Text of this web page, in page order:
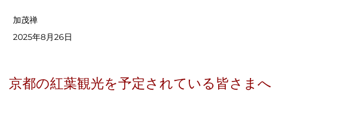
加茂禅
2025年8月26日
京都の紅葉観光を予定されている皆さまへ